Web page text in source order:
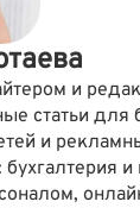
и
статьи для
и
и